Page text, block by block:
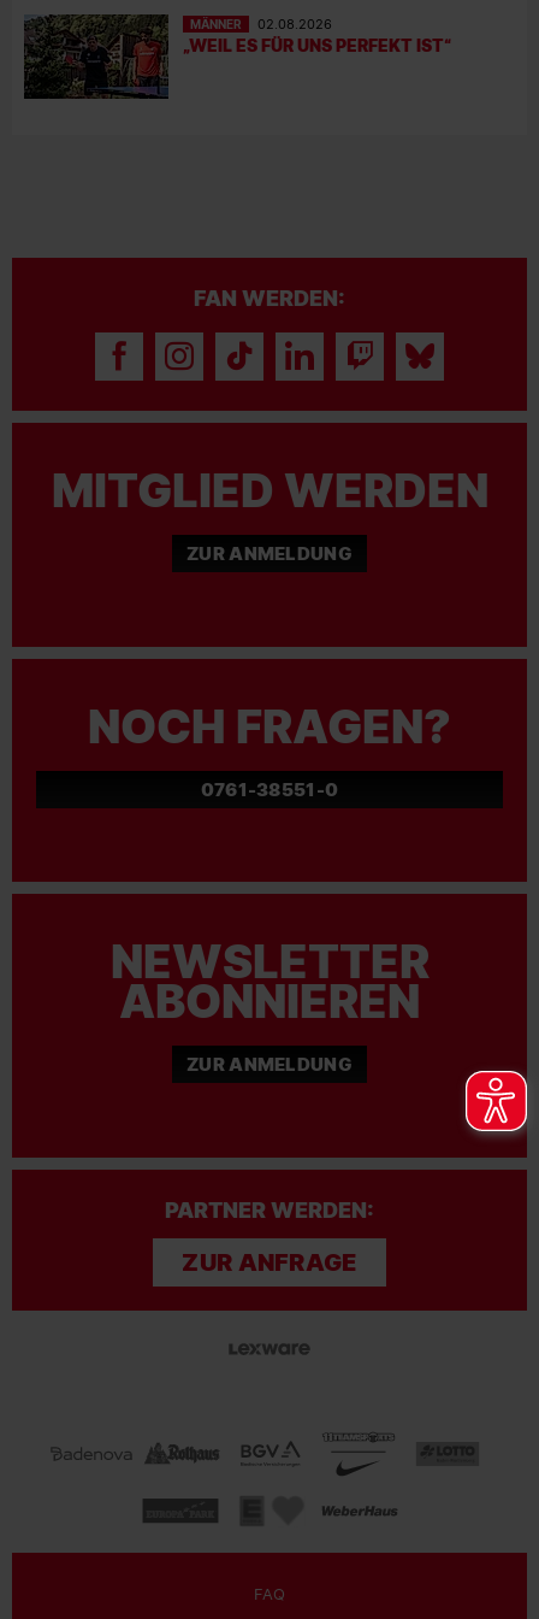
MÄNNER 02.08.2026
„WEIL ES FÜR UNS PERFEKT IST“
FAN WERDEN:
MITGLIED WERDEN
ZUR ANMELDUNG
NOCH FRAGEN?
0761-38551-0
NEWSLETTER
ABONNIEREN
ZUR ANMELDUNG
PARTNER WERDEN:
ZUR ANFRAGE
FAQ